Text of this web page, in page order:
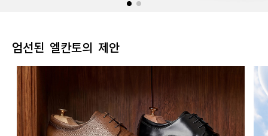
엄선된 엘칸토의 제안